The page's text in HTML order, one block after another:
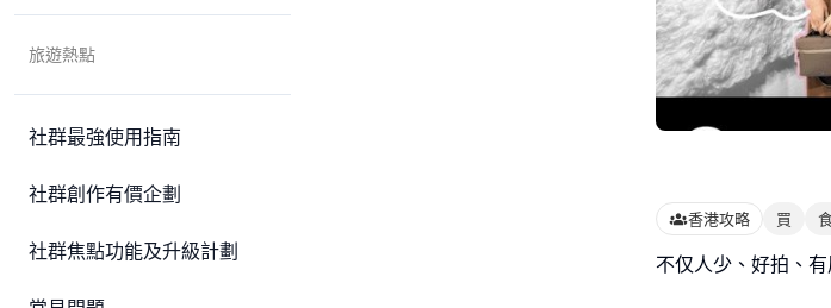
旅遊熱點
社群最強使用指南
社群創作有價企劃
社群焦點功能及升級計劃
香港攻略 買
不仅人少、好拍、